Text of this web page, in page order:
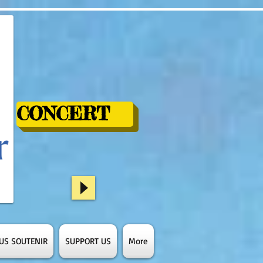
CONCERT
SOUTENIR SUPPORT US More